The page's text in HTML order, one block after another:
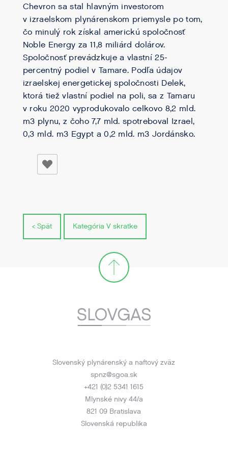
Chevron sa stal hlavným investorom
v izraelskom plynárenskom priemysle po tom,
čo minulý rok získal americkú spoločnosť
Noble Energy za 11,8 miliárd dolárov.
Spoločnosť prevádzkuje a vlastní 25-
percentný podiel v Tamare. Podľa údajov
izraelskej energetickej spoločnosti Delek,
ktorá tiež vlastní podiel na poli, sa z Tamaru
v roku 2020 vyprodukovalo celkovo 8,2 mld.
m3 plynu, z čoho 7,7 mld. spotreboval Izrael,
0,3 mld. m3 Egypt a 0,2 mld. m3 Jordánsko.
< Spät Kategória V skratke
Slovenský plynárenský a naftový zväz
spnz@sgoa.sk
+421 (0)2 5341 1615
Mlynské nivy 44/a
821 09 Bratislava
Slovenská republika